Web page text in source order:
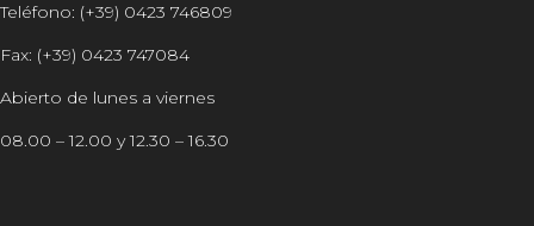
Teléfono: (+39) 0423 746809
Fax: (+39) 0423 747084
Abierto de lunes a viernes
08.00 – 12.00 y 12.30 – 16.30